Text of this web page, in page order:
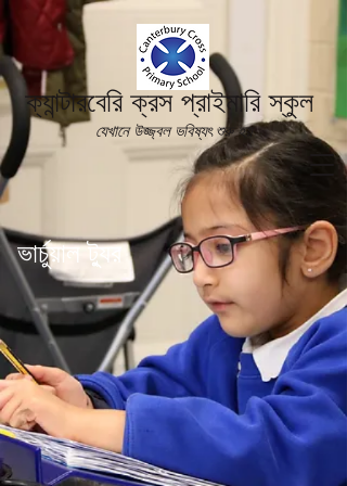
ক্যান্টারবেরি ক্রস প্রাইমারি স্কুল
যেখানে উজ্জ্বল ভবিষ্যৎ শুরু হয়
ভার্চুয়াল ট্যুর